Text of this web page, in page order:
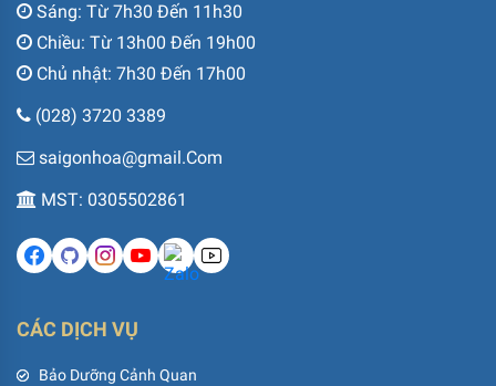
Sáng: Từ 7h30 Đến 11h30
Chiều: Từ 13h00 Đến 19h00
Chủ nhật: 7h30 Đến 17h00
(028) 3720 3389
saigonhoa@gmail.Com
MST: 0305502861
CÁC DỊCH VỤ
Bảo Dưỡng Cảnh Quan